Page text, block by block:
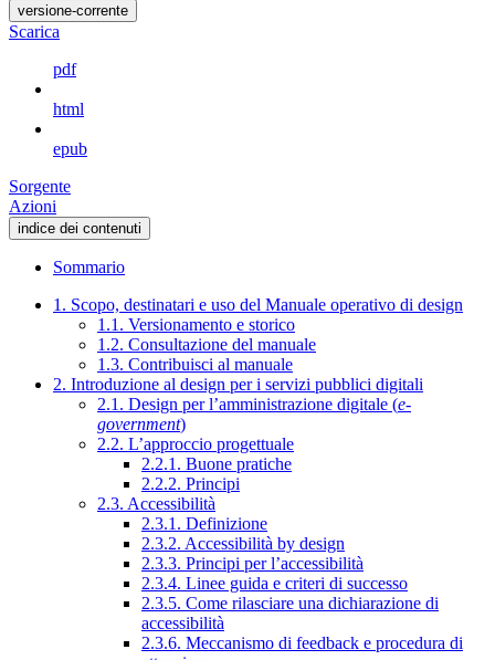
versione-corrente
Scarica
pdf
html
epub
Sorgente
Azioni
indice dei contenuti
Sommario
1. Scopo, destinatari e uso del Manuale operativo di design
1.1. Versionamento e storico
1.2. Consultazione del manuale
1.3. Contribuisci al manuale
2. Introduzione al design per i servizi pubblici digitali
2.1. Design per l’amministrazione digitale (e-
government)
2.2. L’approccio progettuale
2.2.1. Buone pratiche
2.2.2. Principi
2.3. Accessibilità
2.3.1. Definizione
2.3.2. Accessibilità by design
2.3.3. Principi per l’accessibilità
2.3.4. Linee guida e criteri di successo
2.3.5. Come rilasciare una dichiarazione di
accessibilità
2.3.6. Meccanismo di feedback e procedura di